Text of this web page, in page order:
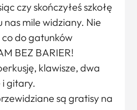
czy skończyłeś szkołę
nas mile widziany. Nie
do gatunków
BEZ BARIER!
klawisze, dwa
gitary.
są gratisy na